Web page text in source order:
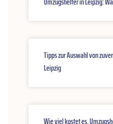
Tipps zur Auswahl von
Leipzig
Wie viel kostet es,